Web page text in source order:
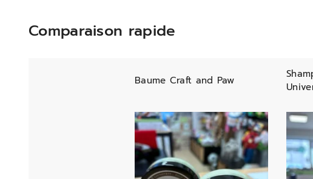
Comparaison rapide
Baume Craft and Paw